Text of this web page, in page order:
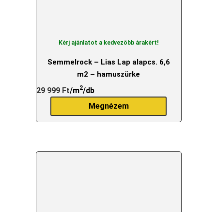
Kérj ajánlatot a kedvezőbb árakért!
Semmelrock – Lias Lap alapcs. 6,6
m2 – hamuszürke
29 999 Ft/m2/db
Megnézem